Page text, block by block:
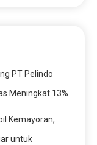
PT Pelindo
Meningkat 13%
Kemayoran,
untuk